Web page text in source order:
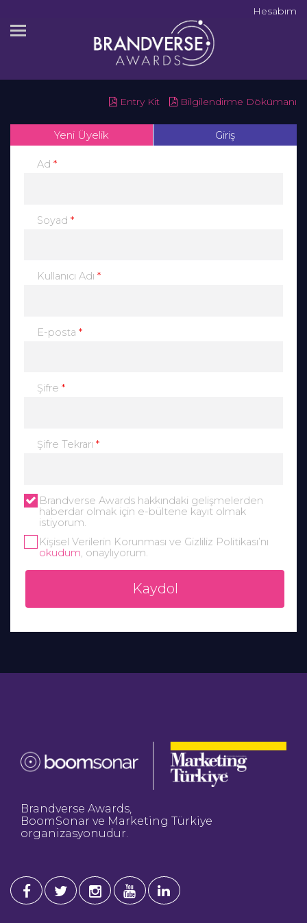
Hesabım
Entry Kit Bilgilendirme Dökümanı
Yeni Üyelik Giriş
Ad *
Soyad *
Kullanıcı Adı *
E-posta *
Şifre *
Şifre Tekrarı *
Brandverse Awards hakkındaki gelişmelerden
haberdar olmak için e-bültene kayıt olmak
istiyorum.
Kişisel Verilerin Korunması ve Gizliliz Politikası’nı
okudum , onaylıyorum.
Kaydol
Brandverse Awards,
BoomSonar ve Marketing Türkiye
organizasyonudur.